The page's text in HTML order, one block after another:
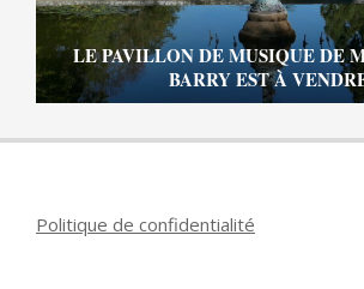
LE PAVILLON DE MUSIQUE DE
BARRY EST À
Politique de confidentialité